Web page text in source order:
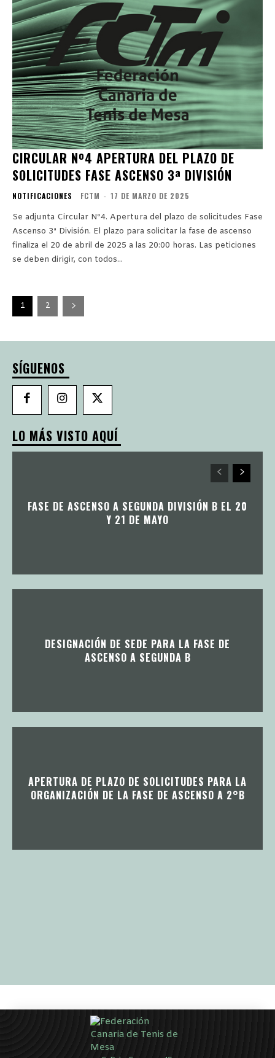
CIRCULAR Nº4 APERTURA DEL PLAZO DE
SOLICITUDES FASE ASCENSO 3ª DIVISIÓN
NOTIFICACIONES FCTM - 17 DE MARZO DE 2025
Se adjunta Circular Nº4. Apertura del plazo de solicitudes Fase
Ascenso 3ª División. El plazo para solicitar la fase de ascenso
finaliza el 20 de abril de 2025 a las 20:00 horas. Las peticiones
se deben dirigir, con todos...
1 2
SÍGUENOS
LO MÁS VISTO AQUÍ
FASE DE ASCENSO A SEGUNDA DIVISIÓN B EL 20
Y 21 DE MAYO
DESIGNACIÓN DE SEDE PARA LA FASE DE
ASCENSO A SEGUNDA B
APERTURA DE PLAZO DE SOLICITUDES PARA LA
ORGANIZACIÓN DE LA FASE DE ASCENSO A 2°B